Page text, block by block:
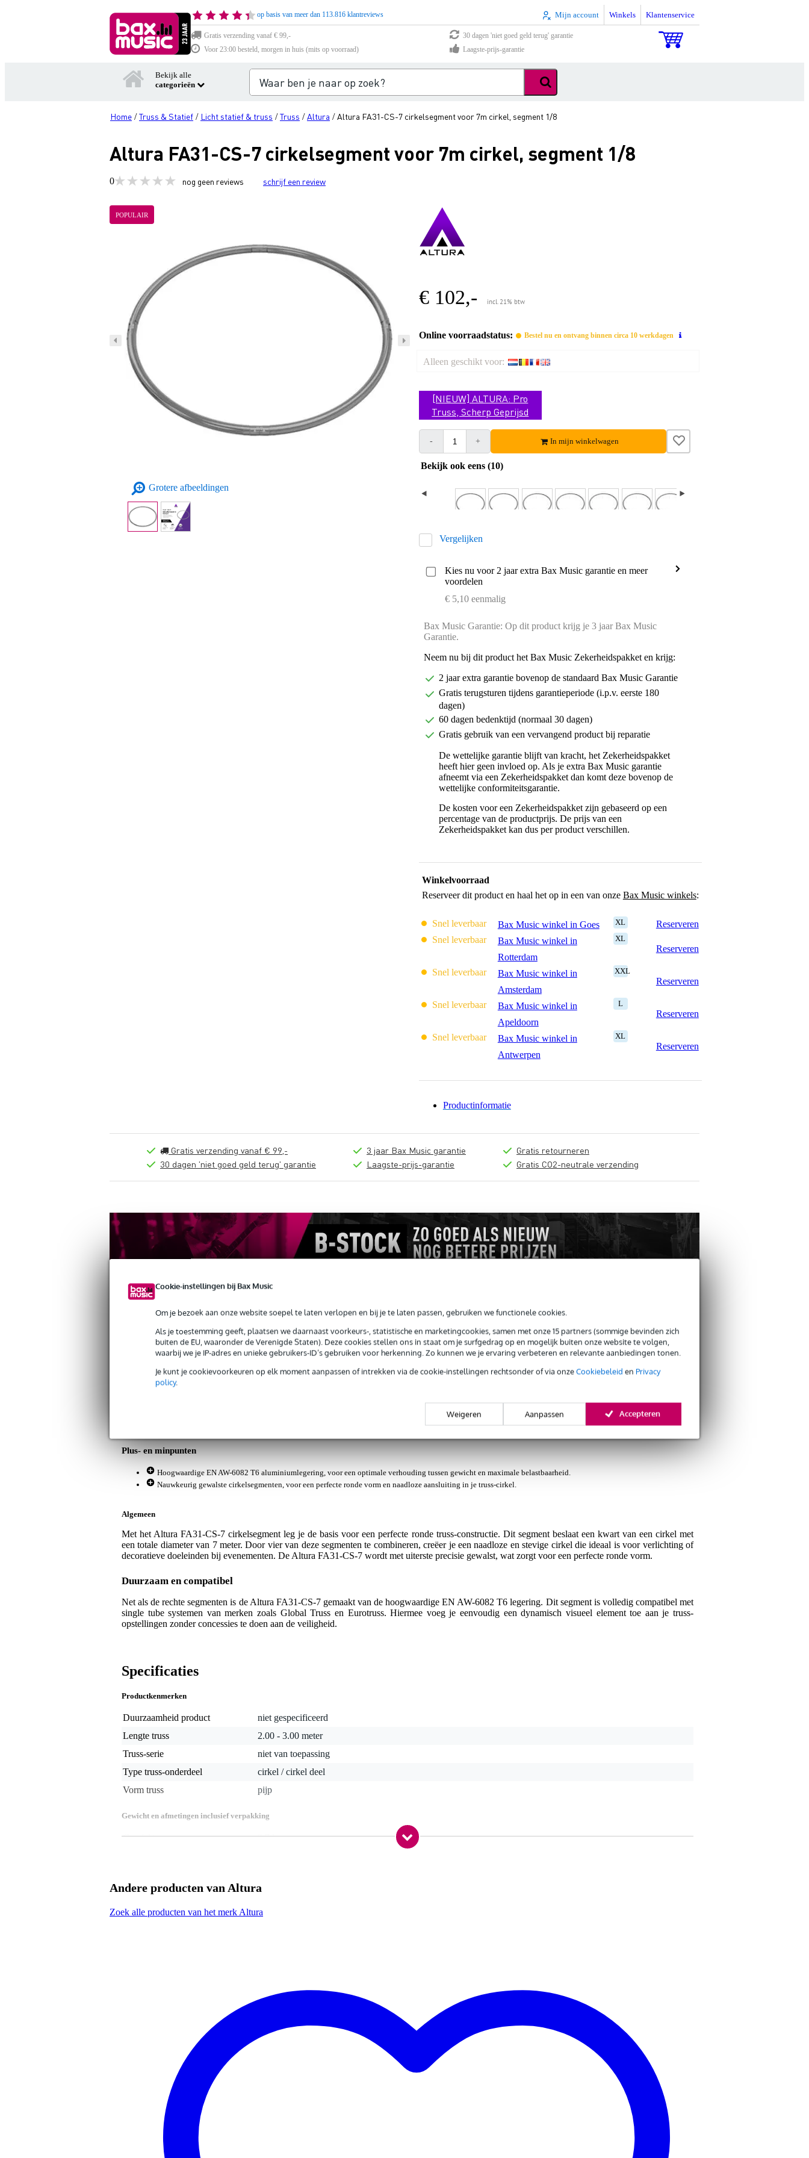
Cookie-instellingen bij Bax Music
Om je bezoek aan onze website soepel te laten verlopen en bij je te laten passen, gebruiken we functionele cookies.
Als je toestemming geeft, plaatsen we daarnaast voorkeurs-, statistische en marketingcookies, samen met onze 15 partners (sommige bevinden zich
buiten de EU, waaronder de Verenigde Staten). Deze cookies stellen ons in staat om je surfgedrag op en mogelijk buiten onze website te volgen,
waarbij we je IP-adres en unieke gebruikers-ID’s gebruiken voor herkenning. Zo kunnen we je ervaring verbeteren en relevante aanbiedingen tonen.
Je kunt je cookievoorkeuren op elk moment aanpassen of intrekken via de cookie-instellingen rechtsonder of via onzeCookiebeleid en Privacy
policy.
Weigeren Aanpassen Accepteren
op basis van meer dan 113.816 klantreviews Mijn account Winkels Klantenservice
Gratis verzending vanaf € 99,-
30 dagen 'niet goed geld terug' garantie
Voor 23:00 besteld, morgen in huis (mits op voorraad)
Laagste-prijs-garantie
Bekijk alle
categorieën
Home /Truss & Statief / Licht statief & truss /Truss /Altura /Altura FA31-CS-7 cirkelsegment voor 7m cirkel, segment 1/8
Altura FA31-CS-7 cirkelsegment voor 7m cirkel, segment 1/8
0 nog geen reviews schrijf een review
POPULAIR
Grotere afbeeldingen
€ 102,- incl. 21% btw
Online voorraadstatus: Bestel nu en ontvang binnen circa 10 werkdagen
Alleen geschikt voor:
[NIEUW] ALTURA: Pro
Truss, Scherp Geprijsd
- + In mijn winkelwagen
Bekijk ook eens (10)
Vergelijken
Kies nu voor 2 jaar extra Bax Music garantie en meer
voordelen
€ 5,10 eenmalig
Bax Music Garantie: Op dit product krijg je 3 jaar Bax Music
Garantie.
Neem nu bij dit product het Bax Music Zekerheidspakket en krijg:
2 jaar extra garantie bovenop de standaard Bax Music Garantie
Gratis terugsturen tijdens garantieperiode (i.p.v. eerste 180
dagen)
60 dagen bedenktijd (normaal 30 dagen)
Gratis gebruik van een vervangend product bij reparatie
De wettelijke garantie blijft van kracht, het Zekerheidspakket
heeft hier geen invloed op. Als je extra Bax Music garantie
afneemt via een Zekerheidspakket dan komt deze bovenop de
wettelijke conformiteitsgarantie.
De kosten voor een Zekerheidspakket zijn gebaseerd op een
percentage van de productprijs. De prijs van een
Zekerheidspakket kan dus per product verschillen.
Winkelvoorraad
Reserveer dit product en haal het op in een van onze Bax Music winkels:
Snel leverbaar Bax Music winkel in Goes XL
Reserveren
Snel leverbaar
Bax Music winkel in
Rotterdam
XL
Reserveren
Snel leverbaar
Bax Music winkel in
Amsterdam
XXL
Reserveren
Snel leverbaar
Bax Music winkel in
Apeldoorn
L
Reserveren
Snel leverbaar
Bax Music winkel in
Antwerpen
XL
Reserveren
Productinformatie
Gratis verzending vanaf € 99,-
30 dagen 'niet goed geld terug' garantie
3 jaar Bax Music garantie
Laagste-prijs-garantie
Gratis retourneren
Gratis CO2-neutrale verzending
Productinformatie Reviews(0) Downloads (2)
Altura FA31-CS-7 cirkelsegment voor 7m cirkel, segment 1/8
9000-0154-4242
Servicebelofte
Plus- en minpunten
Hoogwaardige EN AW-6082 T6 aluminiumlegering, voor een optimale verhouding tussen gewicht en maximale belastbaarheid.
Nauwkeurig gewalste cirkelsegmenten, voor een perfecte ronde vorm en naadloze aansluiting in je truss-cirkel.
Algemeen
Met het Altura FA31-CS-7 cirkelsegment leg je de basis voor een perfecte ronde truss-constructie. Dit segment beslaat een kwart van een cirkel met
een totale diameter van 7 meter. Door vier van deze segmenten te combineren, creëer je een naadloze en stevige cirkel die ideaal is voor verlichting of
decoratieve doeleinden bij evenementen. De Altura FA31-CS-7 wordt met uiterste precisie gewalst, wat zorgt voor een perfecte ronde vorm.
Duurzaam en compatibel
Net als de rechte segmenten is de Altura FA31-CS-7 gemaakt van de hoogwaardige EN AW-6082 T6 legering. Dit segment is volledig compatibel met
single tube systemen van merken zoals Global Truss en Eurotruss. Hiermee voeg je eenvoudig een dynamisch visueel element toe aan je truss-
opstellingen zonder concessies te doen aan de veiligheid.
Specificaties
Productkenmerken
Duurzaamheid product
niet gespecificeerd
Lengte truss
2.00 - 3.00 meter
Truss-serie
niet van toepassing
Type truss-onderdeel
cirkel / cirkel deel
Vorm truss
pijp
Gewicht en afmetingen inclusief verpakking
Gewicht(incl. verpakking)
2,7 kg
gefabriceerd door een fabrikant met meer dan 20 jaar ervaring
Andere producten van Altura
Zoek alle producten van het merk Altura